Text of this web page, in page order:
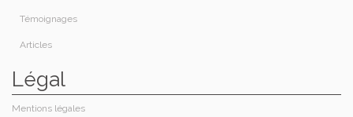
Témoignages
Articles
Légal
Mentions légales